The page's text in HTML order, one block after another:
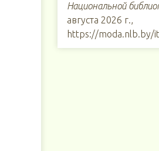
Национальной
августа 2026 г.,
https://moda.nlb.by/